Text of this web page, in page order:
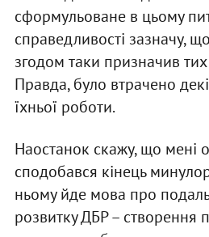
сформульоване в цьому
справедливості зазначу,
згодом таки призначив
Правда, було втрачено
їхньої роботи.
Наостанок скажу, що мені
сподобався кінець
ньому йде мова про
розвитку ДБР – створення